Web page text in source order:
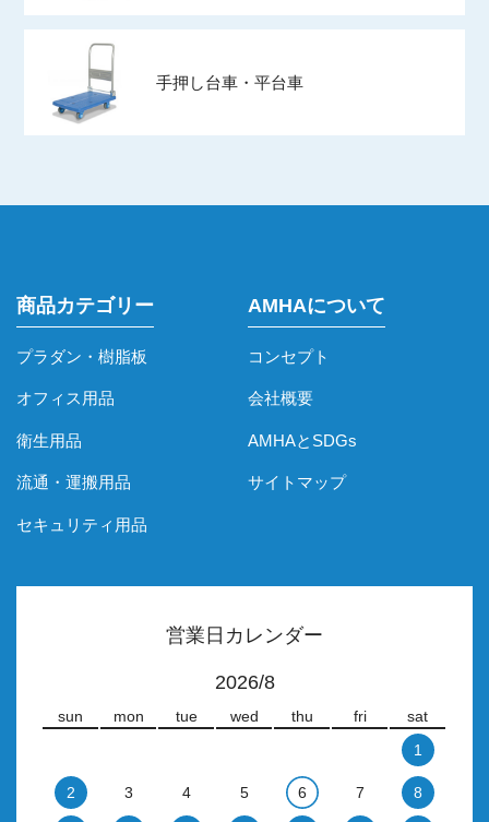
手押し台車・平台車
商品カテゴリー
プラダン・樹脂板
オフィス用品
衛生用品
流通・運搬用品
セキュリティ用品
AMHAについて
コンセプト
会社概要
AMHAとSDGs
サイトマップ
営業日カレンダー
2026/8
sun mon tue wed thu fri
sat
1
2 3 4 5 6 7 8